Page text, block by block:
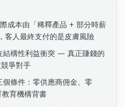
成本由「稀釋產品 + 部分時薪
客人最終支付的是皮膚風險
結構性利益衝突 — 真正賺錢的
爭對手
條件：零供應商佣金、零
育機構背書